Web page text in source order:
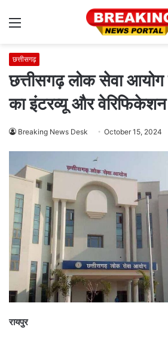
Menu
छत्तीसगढ़
छत्तीसगढ़ लोक सेवा आयोग
का इंटरव्यू और
Breaking News Desk October 15, 2024
रायपुर